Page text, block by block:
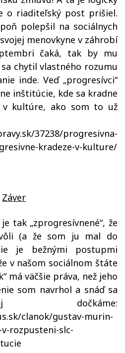
o riaditeľský post prišiel.
polepšil na sociálnych
menovkyne v záhrobí
čaká, tak by mu
chytil vlastného rozumu
inde. Veď „progresívci“
inštitúcie, kde sa kradne
kultúre, ako som to už
37238/progresivna-
kradeze-v-kulture/
Záver
tak „zprogresívnené“, že
(a že som ju mal do
je bežnými postupmi
v našom sociálnom štáte
má väčšie práva, než jeho
som navrhol a snáď sa
clanok/gustav-murin-
rozpusteni-slc-